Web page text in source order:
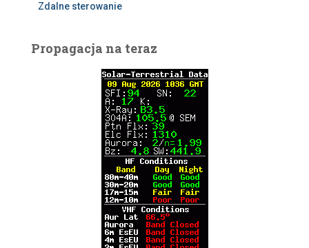
Zdalne sterowanie
Propagacja na teraz